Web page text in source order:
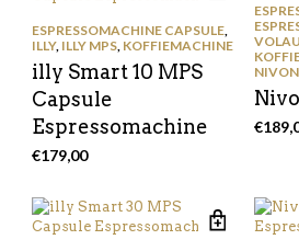
ESPRESSOMACHINE CAPSULE,
ILLY, ILLY MPS, KOFFIEMACHINE
illy Smart 10 MPS
Capsule
Espressomachine
€179,00
€